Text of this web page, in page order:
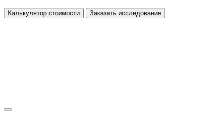
Калькулятор стоимости Заказать исследование